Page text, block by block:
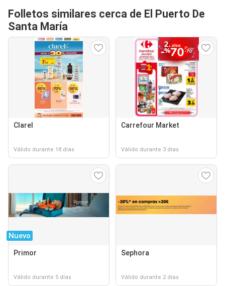
Folletos similares cerca de El Puerto De
Santa María
Clarel
Válido durante 18 días
Carrefour Market
Válido durante 3 días
Nuevo
Primor
Válido durante 5 días
Sephora
Válido durante 2 días